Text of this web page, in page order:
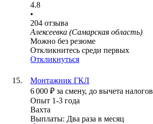
4.8
•
204 отзыва
Алексеевка (Самарская область)
Можно без резюме
Откликнитесь среди первых
Откликнуться
Монтажник ГКЛ
6 000 ₽ за смену, до вычета налогов
Опыт 1-3 года
Вахта
Выплаты: Два раза в месяц